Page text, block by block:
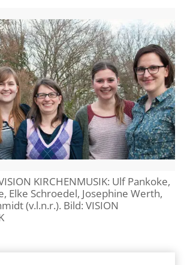
KIRCHENMUSIK: Ulf Pankoke,
Elke Schroedel, Josephine Werth,
(v.l.n.r.). Bild: VISION